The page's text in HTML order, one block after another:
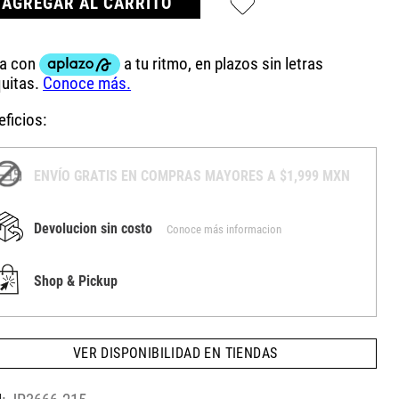
ENVÍO GRATIS EN COMPRAS MAYORES A $1,999 MXN
Devolucion sin costo Conoce más informacion
Shop & Pickup
VER DISPONIBILIDAD EN TIENDAS